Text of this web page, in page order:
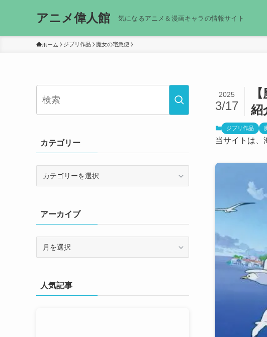
アニメ偉人館 気になるアニメ＆漫画キャラの情報サイト
ホーム ジブリ作品 魔女の宅急便
紹
2025
3/17
ジブリ作品
当サイトは、
カテゴリー
ーアーカイブ
ブ人気記事